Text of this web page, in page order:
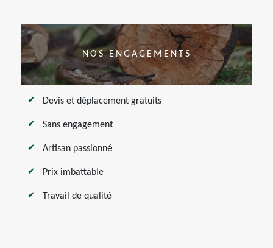
NOS ENGAGEMENTS
Devis et déplacement gratuits
Sans engagement
Artisan passionné
Prix imbattable
Travail de qualité